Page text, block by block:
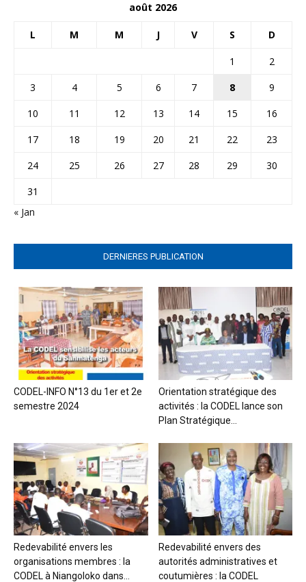
août 2026
L M M J V S D
1
2
3
4 5 6 7 8
9
10
11 12 13 14 15
16
17
18 19 20 21 22
23
24
25 26 27 28 29
30
31
« Jan
DERNIERES PUBLICATION
CODEL-INFO N°13 du 1er et 2e
semestre 2024
Orientation stratégique des
activités : la CODEL lance son
Plan Stratégique...
Redevabilité envers les
organisations membres : la
CODEL à Niangoloko dans...
Redevabilité envers des
autorités administratives et
coutumières : la CODEL